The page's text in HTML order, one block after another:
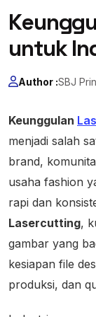
untuk
Author :SBJ
Keunggulan
menjadi salah
brand,
usaha fashion
rapi dan
Lasercutting,
gambar yang
kesiapan file
produksi, dan